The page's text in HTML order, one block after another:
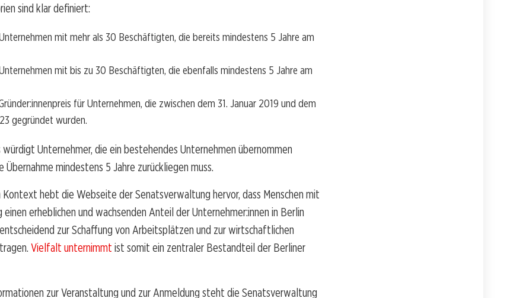
sind klar definiert:
mit mehr als 30 Beschäftigten, die bereits mindestens 5 Jahre am
mit bis zu 30 Beschäftigten, die ebenfalls mindestens 5 Jahre am
für Unternehmen, die zwischen dem 31. Januar 2019 und dem
gegründet wurden.
würdigt Unternehmer, die ein bestehendes Unternehmen übernommen
Übernahme mindestens 5 Jahre zurückliegen muss.
Kontext hebt die Webseite der Senatsverwaltung hervor, dass Menschen mit
einen erheblichen und wachsenden Anteil der Unternehmer:innen in Berlin
zur Schaffung von Arbeitsplätzen und zur wirtschaftlichen
Vielfalt unternimmt ist somit ein zentraler Bestandteil der Berliner
zur Veranstaltung und zur Anmeldung steht die Senatsverwaltung